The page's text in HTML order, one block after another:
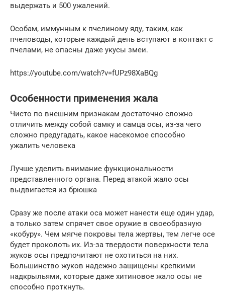
выдержать и 500 ужалений.
Особам, иммунным к пчелиному яду, таким, как
пчеловоды, которые каждый день вступают в контакт с
пчелами, не опасны даже укусы змеи.
https://youtube.com/watch?v=fUPz98XaBQg
Особенности применения жала
Чисто по внешним признакам достаточно сложно
отличить между собой самку и самца осы, из-за чего
сложно предугадать, какое насекомое способно
ужалить человека
Лучше уделить внимание функциональности
представленного органа. Перед атакой жало осы
выдвигается из брюшка
Сразу же после атаки оса может нанести еще один удар,
а только затем спрячет свое оружие в своеобразную
«кобуру». Чем мягче покровы тела жертвы, тем легче осе
будет проколоть их. Из-за твердости поверхности тела
жуков осы предпочитают не охотиться на них.
Большинство жуков надежно защищены крепкими
надкрыльями, которые даже хитиновое жало осы не
способно проткнуть.